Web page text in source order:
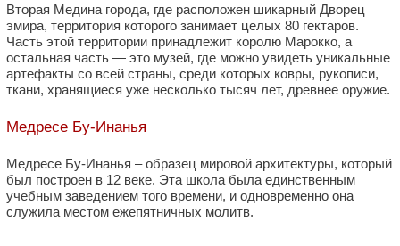
Вторая Медина города, где расположен шикарный Дворец
эмира, территория которого занимает целых 80 гектаров.
Часть этой территории принадлежит королю Марокко, а
остальная часть — это музей, где можно увидеть уникальные
артефакты со всей страны, среди которых ковры, рукописи,
ткани, хранящиеся уже несколько тысяч лет, древнее оружие.
Медресе Бу-Инанья
Медресе Бу-Инанья – образец мировой архитектуры, который
был построен в 12 веке. Эта школа была единственным
учебным заведением того времени, и одновременно она
служила местом ежепятничных молитв.